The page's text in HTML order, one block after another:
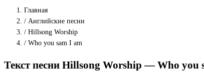
Главная
/ Английские песни
/ Hillsong Worship
/ Who you sam I am
Текст песни Hillsong Worship — Who you